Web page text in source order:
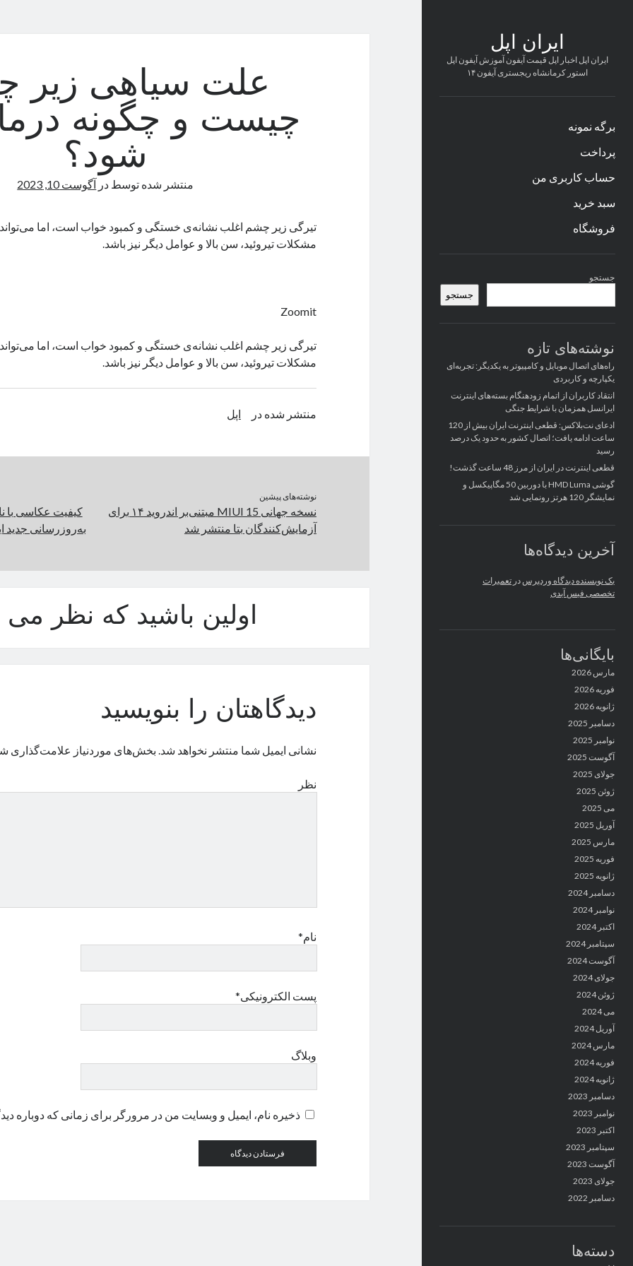
ایران اپل
ایران اپل اخبار اپل قیمت آیفون آموزش آیفون اپل
استور کرمانشاه ریجستری آیفون ۱۴
برگه نمونه
پرداخت
حساب کاربری من
سبد خرید
فروشگاه
کناری
جستجو
جستجو
نوشته‌های تازه
راه‌های اتصال موبایل و کامپیوتر به یکدیگر: تجربه‌ای
یکپارچه و کاربردی
انتقاد کاربران از اتمام زودهنگام بسته‌های اینترنت
ایرانسل همزمان با شرایط جنگی
ادعای نت‌بلاکس: قطعی اینترنت ایران بیش از 120
ساعت ادامه یافت؛ اتصال کشور به حدود یک درصد
رسید
قطعی اینترنت در ایران از مرز 48 ساعت گذشت!
گوشی HMD Luma با دوربین 50 مگاپیکسل و
نمایشگر 120 هرتز رونمایی شد
آخرین دیدگاه‌ها
یک نویسنده دیدگاه وردپرس در تعمیرات
تخصصی فیس آیدی
بایگانی‌ها
مارس 2026
فوریه 2026
ژانویه 2026
دسامبر 2025
نوامبر 2025
آگوست 2025
جولای 2025
ژوئن 2025
می 2025
آوریل 2025
مارس 2025
فوریه 2025
ژانویه 2025
دسامبر 2024
نوامبر 2024
اکتبر 2024
سپتامبر 2024
آگوست 2024
جولای 2024
ژوئن 2024
می 2024
آوریل 2024
مارس 2024
فوریه 2024
ژانویه 2024
دسامبر 2023
نوامبر 2023
اکتبر 2023
سپتامبر 2023
آگوست 2023
جولای 2023
دسامبر 2022
دسته‌ها
علت سیاهی زیر
چیست و چگونه
شود؟
منتشر شده توسط در آگوست 10, 2023
تیرگی زیر چشم اغلب نشانه‌ی خستگی و کمبود خواب است، اما می‌تواند
مشکلات تیروئید، سن بالا و عوامل دیگر نیز باشد.
Zoomit
تیرگی زیر چشم اغلب نشانه‌ی خستگی و کمبود خواب است، اما می‌تواند
مشکلات تیروئید، سن بالا و عوامل دیگر نیز باشد.
منتشر شده در اپل
نوشته‌های پیشین
نسخه جهانی MIUI 15 مبتنی‌بر اندروید ۱۴ برای
آزمایش‌کنندگان بتا منتشر شد
به‌روزرسانی
اولین باشید که نظر می
دیدگاهتان را بنویسید
نشانی ایمیل شما منتشر نخواهد شد. بخش‌های موردنیاز علامت‌گذاری
نظر
نام*
پست الکترونیکی*
وبلاگ
ذخیره نام، ایمیل و وبسایت من در مرورگر برای زمانی که دوباره